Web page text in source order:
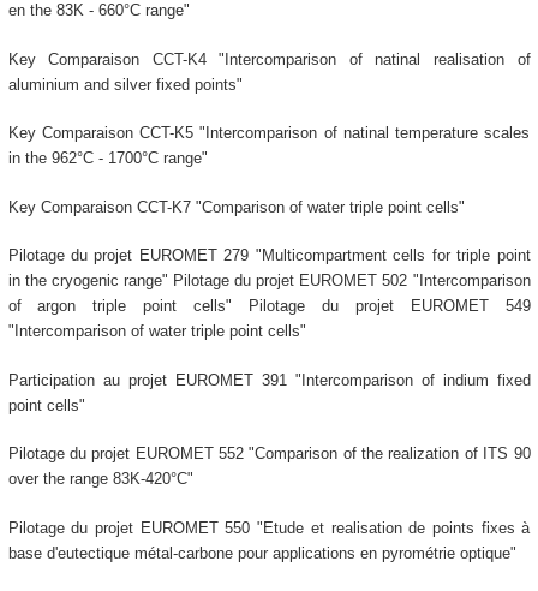
en the 83K - 660°C range"
Key Comparaison CCT-K4 "Intercomparison of natinal realisation of
aluminium and silver fixed points"
Key Comparaison CCT-K5 "Intercomparison of natinal temperature scales
in the 962°C - 1700°C range"
Key Comparaison CCT-K7 "Comparison of water triple point cells"
Pilotage du projet EUROMET 279 "Multicompartment cells for triple point
in the cryogenic range" Pilotage du projet EUROMET 502 "Intercomparison
of argon triple point cells" Pilotage du projet EUROMET 549
"Intercomparison of water triple point cells"
Participation au projet EUROMET 391 "Intercomparison of indium fixed
point cells"
Pilotage du projet EUROMET 552 "Comparison of the realization of ITS 90
over the range 83K-420°C"
Pilotage du projet EUROMET 550 "Etude et realisation de points fixes à
base d'eutectique métal-carbone pour applications en pyrométrie optique"